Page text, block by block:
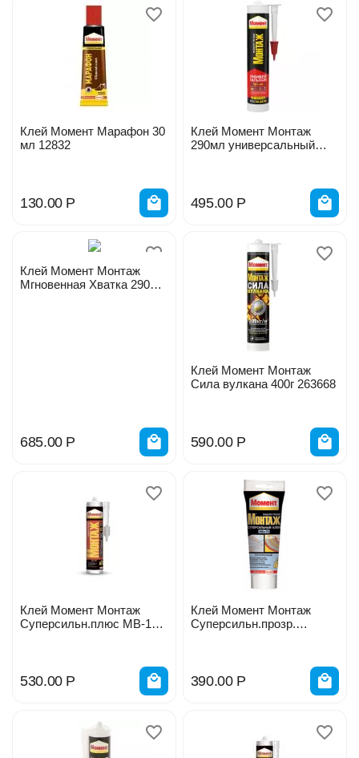
Клей Момент Марафон 30
мл 12832
130.00 Р
Клей Момент Монтаж
290мл универсальный
495.00 Р
Клей Момент Монтаж
Мгновенная Хватка 290мл
685.00 Р
Клей Момент Монтаж
Сила вулкана 400г 263668
590.00 Р
Клей Момент Монтаж
Суперсильн.плюс МВ-100
530.00 Р
Клей Момент Монтаж
Суперсильн.прозр.
390.00 Р